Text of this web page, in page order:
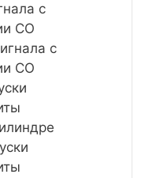
с
СО
с
СО